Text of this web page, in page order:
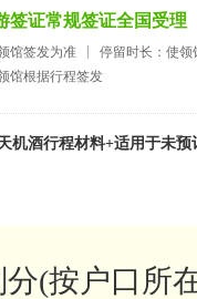
签证常规签证全国受理
馆签发为准
停留时长：使领
馆根据行程签发
机酒行程材料+适用于未
(按户口所